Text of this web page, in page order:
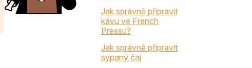
Jak správně připravit
kávu ve French
Pressu?
Jak správně připravit
sypaný čaj